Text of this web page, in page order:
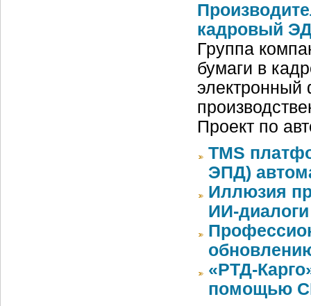
кадровый
Группа
бумаги в
электронный
Проект по
TMS
ЭПД)
Иллюзия
ИИ-
«РТД-
помощью